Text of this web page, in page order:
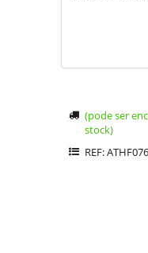
(pode ser
stock)
REF: ATHF076